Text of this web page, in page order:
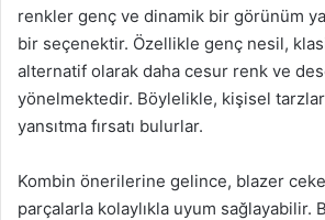
renkler genç ve dinamik bir görünüm
bir seçenektir. Özellikle genç nesil,
alternatif olarak daha cesur renk ve
yönelmektedir. Böylelikle, kişisel
yansıtma fırsatı bulurlar.
Kombin önerilerine gelince, blazer
parçalarla kolaylıkla uyum sağlayabilir.